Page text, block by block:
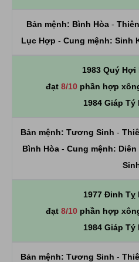
Bản mệnh: Bình Hòa-
Lục Hợp - Cung mệnh: Sinh
1983 Quý Hợi
đạt 8/10phần hợp
1984 Giáp Tý
Bản mệnh: Tương Sinh -
Bình Hòa - Cung mệnh: Diên
1977 Đinh Tỵ
đạt 8/10phần hợp
1984 Giáp Tý
Bản mệnh: Tương Sinh -